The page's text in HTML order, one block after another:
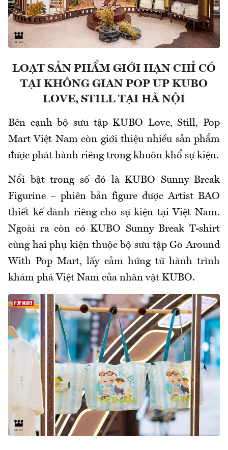
LOẠT SẢN PHẨM GIỚI HẠN CHỈ CÓ
TẠI KHÔNG GIAN POP UP KUBO
LOVE, STILL TẠI HÀ NỘI
Bên cạnh bộ sưu tập KUBO Love, Still, Pop
Mart Việt Nam còn giới thiệu nhiều sản phẩm
được phát hành riêng trong khuôn khổ sự kiện.
Nổi bật trong số đó là KUBO Sunny Break
Figurine – phiên bản figure được Artist BAO
thiết kế dành riêng cho sự kiện tại Việt Nam.
Ngoài ra còn có KUBO Sunny Break T-shirt
cùng hai phụ kiện thuộc bộ sưu tập Go Around
With Pop Mart, lấy cảm hứng từ hành trình
khám phá Việt Nam của nhân vật KUBO.